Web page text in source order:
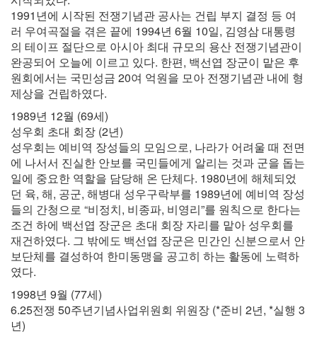
1991년에 시작된 전쟁기념관 공사는 건립 부지 결정 등 여
러 우여곡절을 겪은 끝에 1994년 6월 10일, 김영삼 대통령
의 테이프 절단으로 아시아 최대 규모의 용산 전쟁기념관이
완공되어 오늘에 이르고 있다. 한편, 백선엽 장군이 맡은 후
원회에서는 국민성금 20여 억원을 모아 전쟁기념관 내에 형
제상을 건립하였다.
1989년 12월 (69세)
성우회 초대 회장 (2년)
성우회는 예비역 장성들의 모임으로, 나라가 어려울 때 전면
에 나서서 진실한 안보를 국민들에게 알리는 것과 군을 돕는
일에 중요한 역할을 담당해 온 단체다. 1980년에 해체되었
던 육, 해, 공군, 해병대 성우구락부를 1989년에 예비역 장성
들의 간청으로 “비정치, 비종파, 비영리”를 원칙으로 한다는
조건 하에 백선엽 장군은 초대 회장 자리를 맡아 성우회를
재건하였다. 그 밖에도 백선엽 장군은 민간인 신분으로서 안
보단체를 결성하여 한미동맹을 공고히 하는 활동에 노력하
였다.
1998년 9월 (77세)
6.25전쟁 50주년기념사업위원회 위원장 (*준비 2년, *실행 3
년)